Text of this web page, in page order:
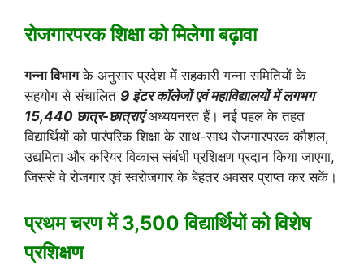
रोजगारपरक शिक्षा को मिलेगा बढ़ावा
गन्ना विभागके अनुसार प्रदेश में सहकारी गन्ना समितियों के
सहयोग से संचालित 9 इंटर कॉलेजों एवं महाविद्यालयों में लगभग
15,440 छात्र-छात्राएंअध्ययनरत हैं। नई पहल के तहत
विद्यार्थियों को पारंपरिक शिक्षा के साथ-साथ रोजगारपरक कौशल,
उद्यमिता और करियर विकास संबंधी प्रशिक्षण प्रदान किया जाएगा,
जिससे वे रोजगार एवं स्वरोजगार के बेहतर अवसर प्राप्त कर सकें।
प्रथम चरण में 3,500 विद्यार्थियों को विशेष
प्रशिक्षण